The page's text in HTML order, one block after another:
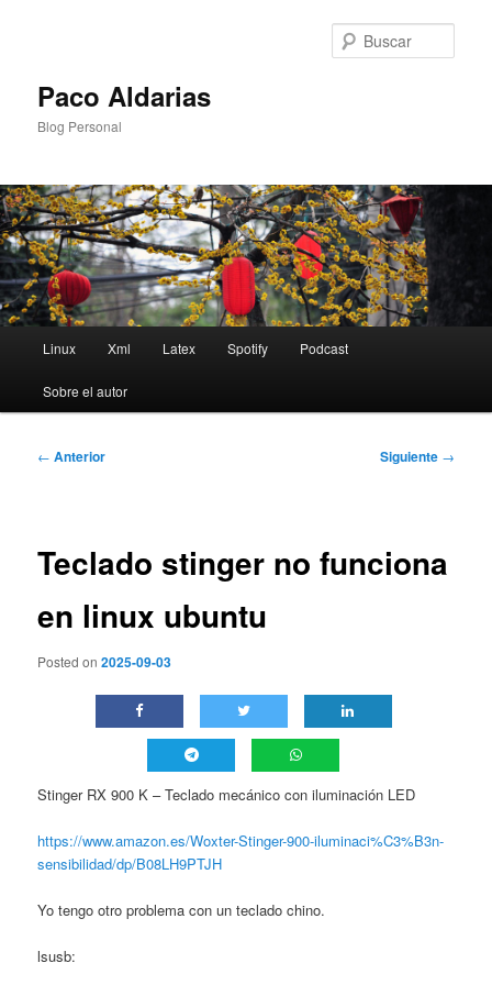
Paco Aldarias
Blog Personal
principal
Linux Xml Latex Spotify Podcast
Sobre el autor
Navegación
← Anterior Siguiente →
Teclado stinger no funciona
en linux ubuntu
Posted on2025-09-03
Stinger RX 900 K – Teclado mecánico con iluminación LED
https://www.amazon.es/Woxter-Stinger-900-iluminaci%C3%B3n-
sensibilidad/dp/B08LH9PTJH
Yo tengo otro problema con un teclado chino.
lsusb: